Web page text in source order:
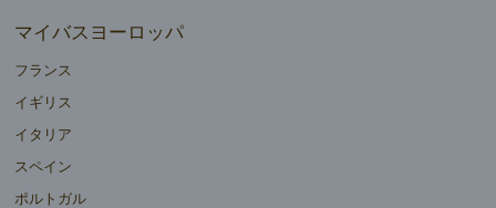
マイバスヨーロッパ
フランス
イギリス
イタリア
スペイン
ポルトガル